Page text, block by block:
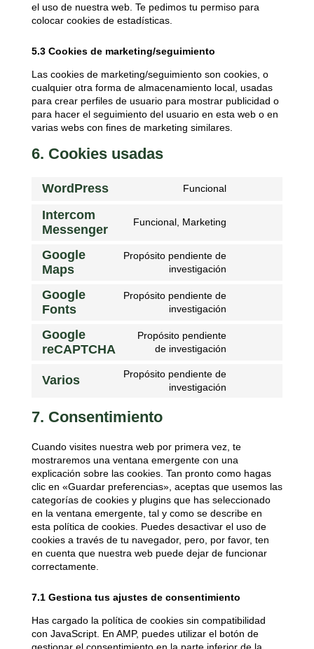
el uso de nuestra web. Te pedimos tu permiso para
colocar cookies de estadísticas.
5.3 Cookies de marketing/seguimiento
Las cookies de marketing/seguimiento son cookies, o
cualquier otra forma de almacenamiento local, usadas
para crear perfiles de usuario para mostrar publicidad o
para hacer el seguimiento del usuario en esta web o en
varias webs con fines de marketing similares.
6. Cookies usadas
WordPress Funcional
Intercom
Messenger
Funcional, Marketing
Google
Maps
Propósito pendiente de
investigación
Google
Fonts
Propósito pendiente de
investigación
Google
reCAPTCHA
Propósito pendiente
de investigación
Varios
Propósito pendiente de
investigación
7. Consentimiento
Cuando visites nuestra web por primera vez, te
mostraremos una ventana emergente con una
explicación sobre las cookies. Tan pronto como hagas
clic en «Guardar preferencias», aceptas que usemos las
categorías de cookies y plugins que has seleccionado
en la ventana emergente, tal y como se describe en
esta política de cookies. Puedes desactivar el uso de
cookies a través de tu navegador, pero, por favor, ten
en cuenta que nuestra web puede dejar de funcionar
correctamente.
7.1 Gestiona tus ajustes de consentimiento
Has cargado la política de cookies sin compatibilidad
con JavaScript. En AMP, puedes utilizar el botón de